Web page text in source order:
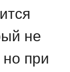
не
при